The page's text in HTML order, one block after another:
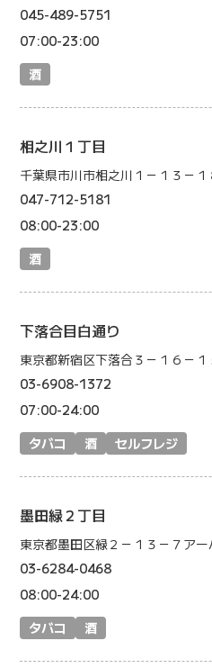
045-489-5751
07:00-23:00
酒
相之川１丁目
千葉県市川市相之川１－１３－１
047-712-5181
08:00-23:00
酒
下落合目白通り
東京都新宿区下落合３－１６－１
03-6908-1372
07:00-24:00
タバコ
酒 セルフレジ
墨田緑２丁目
東京都墨田区緑２－１３－７ア
03-6284-0468
08:00-24:00
タバコ
酒